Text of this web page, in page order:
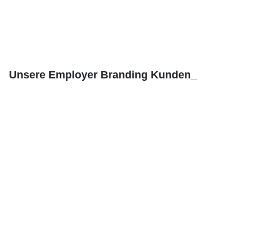
Unsere Employer Branding Kunden